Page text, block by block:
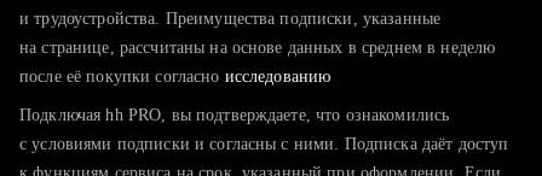
тратите много времени на поиск и вручную поднимаете
хотите сравнить себя с конкурентами и оценить шансы
и трудоустройства. Преимущества подписки, указанные
на странице, рассчитаны на основе данных в среднем в неделю
после её покупки согласно исследованию
Подключая hh PRO, вы подтверждаете, что ознакомились
с условиями подписки и согласны с ними. Подписка даёт доступ